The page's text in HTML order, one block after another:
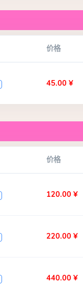
价格
45.00 ¥
价格
120.00 ¥
220.00 ¥
440.00 ¥